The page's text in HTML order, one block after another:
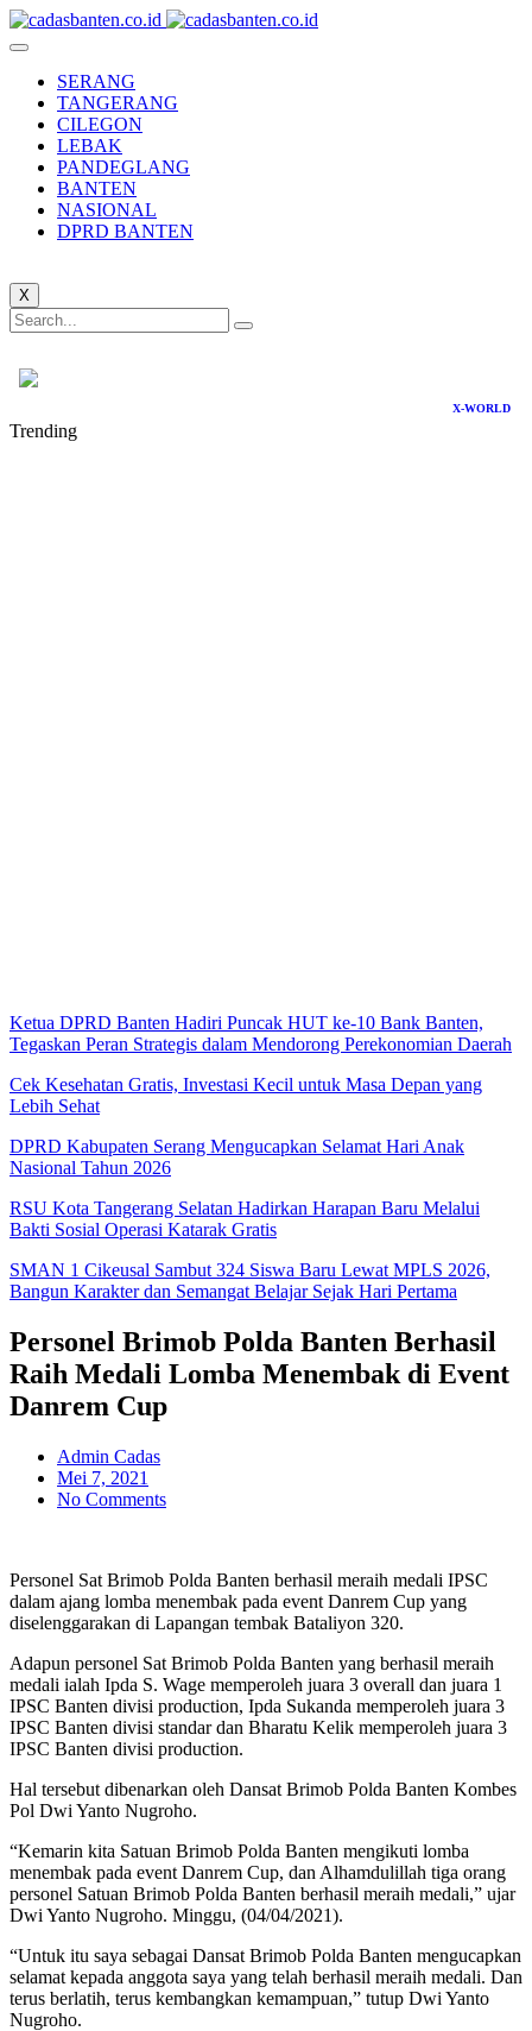
SERANG
TANGERANG
CILEGON
LEBAK
PANDEGLANG
BANTEN
NASIONAL
DPRD BANTEN
X
X-WORLD
Trending
Ketua DPRD Banten Hadiri Puncak HUT ke-10 Bank Banten,
Tegaskan Peran Strategis dalam Mendorong Perekonomian Daerah
Cek Kesehatan Gratis, Investasi Kecil untuk Masa Depan yang
Lebih Sehat
DPRD Kabupaten Serang Mengucapkan Selamat Hari Anak
Nasional Tahun 2026
RSU Kota Tangerang Selatan Hadirkan Harapan Baru Melalui
Bakti Sosial Operasi Katarak Gratis
SMAN 1 Cikeusal Sambut 324 Siswa Baru Lewat MPLS 2026,
Bangun Karakter dan Semangat Belajar Sejak Hari Pertama
Personel Brimob Polda Banten Berhasil
Raih Medali Lomba Menembak di Event
Danrem Cup
Admin Cadas
Mei 7, 2021
No Comments
Personel Sat Brimob Polda Banten berhasil meraih medali IPSC
dalam ajang lomba menembak pada event Danrem Cup yang
diselenggarakan di Lapangan tembak Bataliyon 320.
Adapun personel Sat Brimob Polda Banten yang berhasil meraih
medali ialah Ipda S. Wage memperoleh juara 3 overall dan juara 1
IPSC Banten divisi production, Ipda Sukanda memperoleh juara 3
IPSC Banten divisi standar dan Bharatu Kelik memperoleh juara 3
IPSC Banten divisi production.
Hal tersebut dibenarkan oleh Dansat Brimob Polda Banten Kombes
Pol Dwi Yanto Nugroho.
“Kemarin kita Satuan Brimob Polda Banten mengikuti lomba
menembak pada event Danrem Cup, dan Alhamdulillah tiga orang
personel Satuan Brimob Polda Banten berhasil meraih medali,” ujar
Dwi Yanto Nugroho. Minggu, (04/04/2021).
“Untuk itu saya sebagai Dansat Brimob Polda Banten mengucapkan
selamat kepada anggota saya yang telah berhasil meraih medali. Dan
terus berlatih, terus kembangkan kemampuan,” tutup Dwi Yanto
Nugroho.